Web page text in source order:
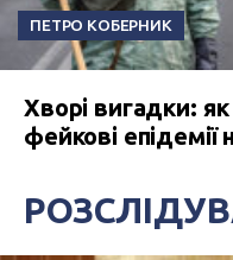
ПЕТРО КОБЕРНИК
Хворі вигадки:
фейкові епідемії